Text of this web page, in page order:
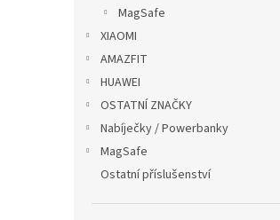
MagSafe
XIAOMI
AMAZFIT
HUAWEI
OSTATNÍ ZNAČKY
Nabíječky / Powerbanky
MagSafe
Ostatní příslušenství